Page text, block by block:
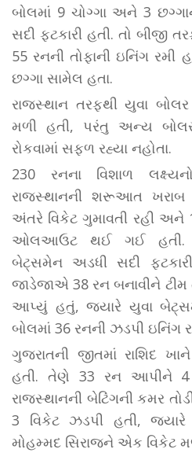
બોલમાં 9 ચોગ્ગા અને 3
સદી ફટકારી હતી. તો બીજી
55 રનની તોફાની ઇનિંગ
છગ્ગા સામેલ હતા.
રાજસ્થાન તરફથી યુવા
મળી હતી, પરંતુ અન્ય
રોકવામાં સફળ રહ્યા નહોતા.
230 રનના વિશાળ
રાજસ્થાનની શરૂઆત ખરાબ
અંતરે વિકેટ ગુમાવતી રહી અને
ઓલઆઉટ થઈ ગઈ હતી.
બેટ્સમેન અડધી સદી
જાડેજાએ 38 રન બનાવીને ટીમ
આપ્યું હતું, જ્યારે યુવા
બોલમાં 36 રનની ઝડપી ઇનિંગ
ગુજરાતની જીતમાં રાશિદ
હતી. તેણે 33 રન આપીને
રાજસ્થાનની બેટિંગની કમર
3 વિકેટ ઝડપી હતી,
મોહમ્મદ સિરાજને એક વિકેટ